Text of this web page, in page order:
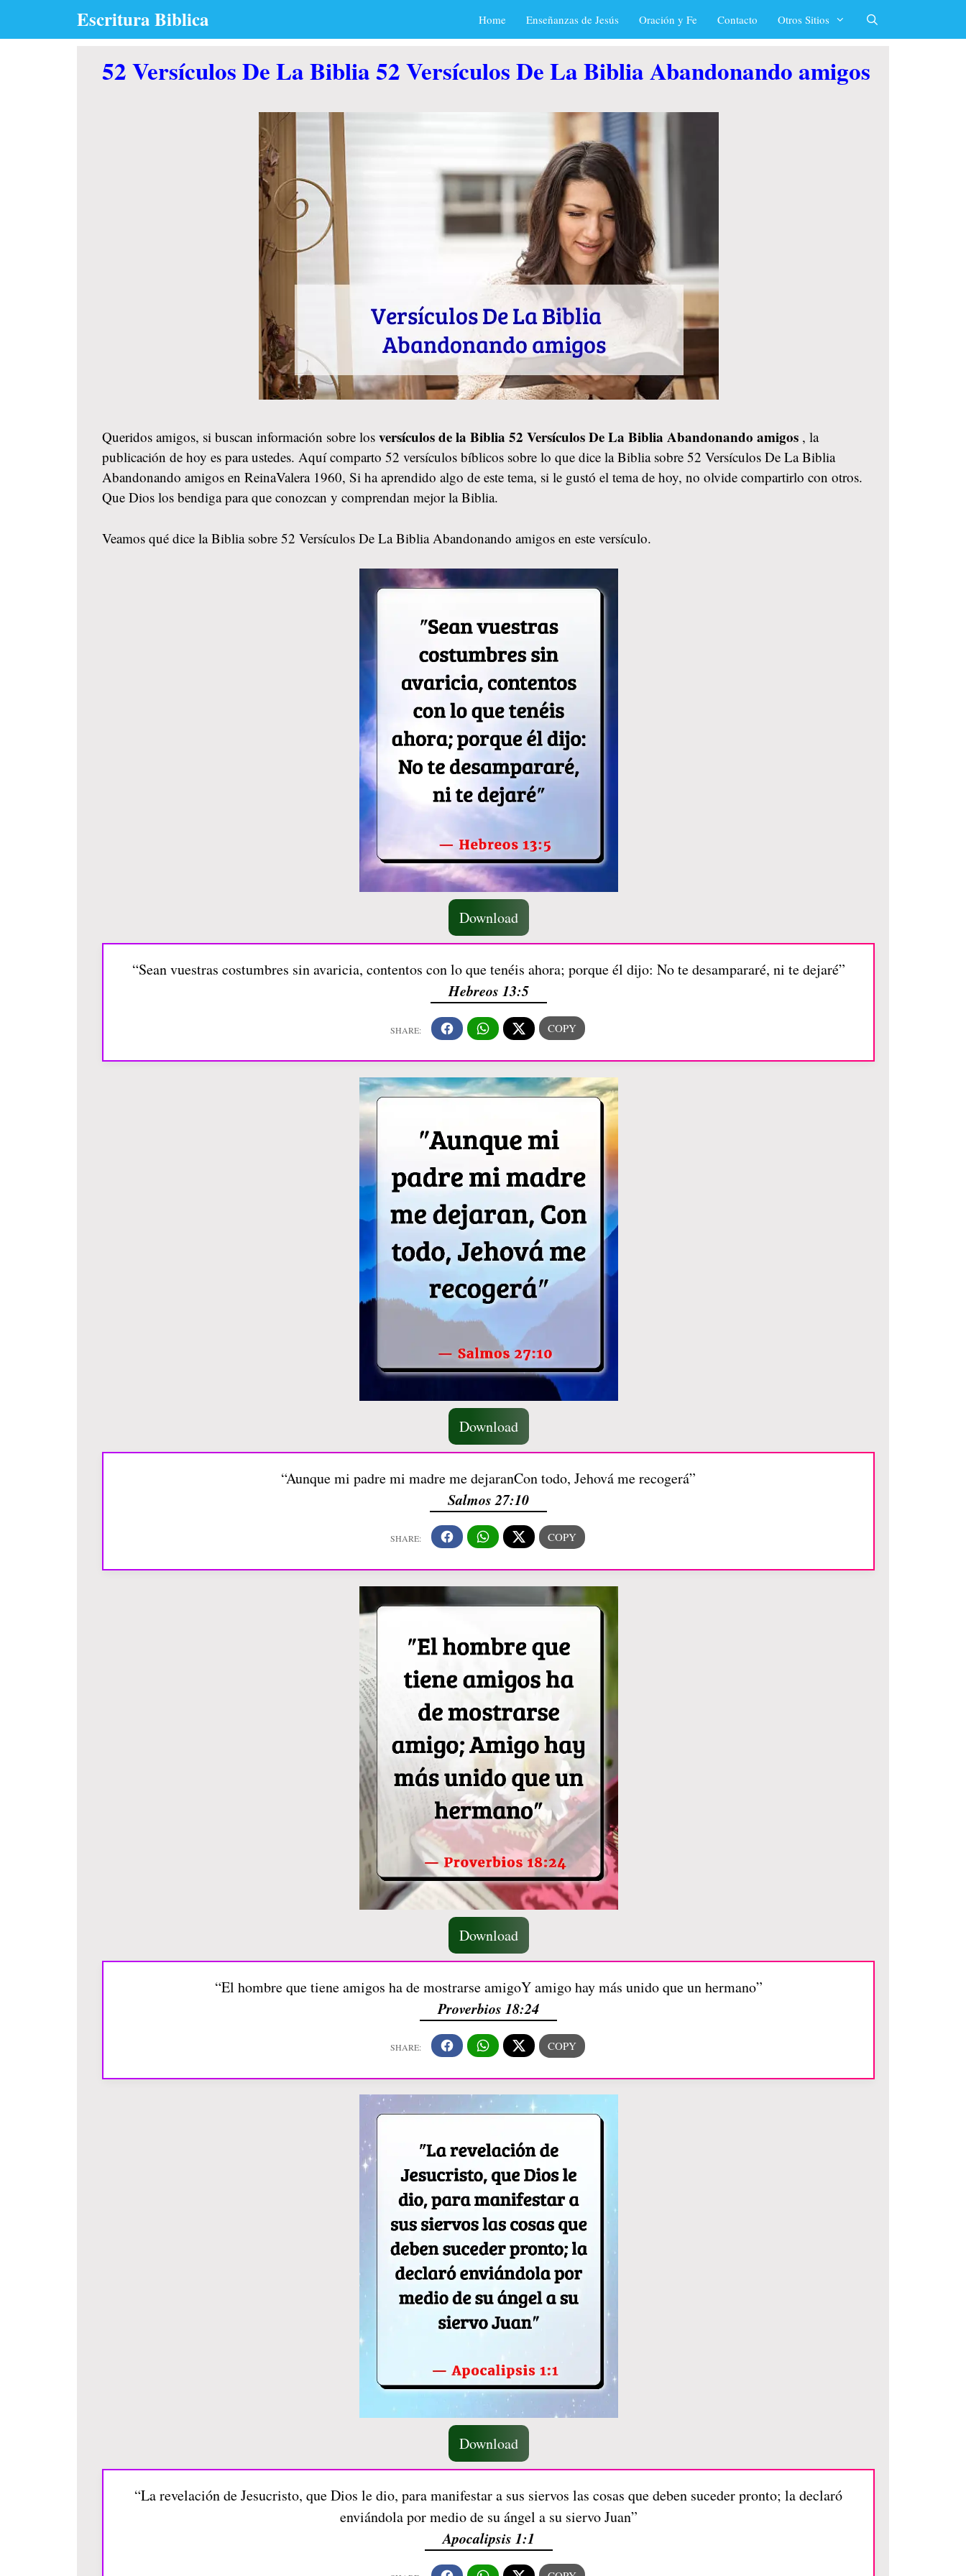
Escritura Biblica Home Enseñanzas de Jesús Oración y Fe Contacto Otros Sitios
52 Versículos De La Biblia 52 Versículos De La Biblia Abandonando amigos
Queridos amigos, si buscan información sobre los versículos de la Biblia 52 Versículos De La Biblia Abandonando amigos , la
publicación de hoy es para ustedes. Aquí comparto 52 versículos bíblicos sobre lo que dice la Biblia sobre 52 Versículos De La Biblia
Abandonando amigos en ReinaValera 1960, Si ha aprendido algo de este tema, si le gustó el tema de hoy, no olvide compartirlo con otros.
Que Dios los bendiga para que conozcan y comprendan mejor la Biblia.
Veamos qué dice la Biblia sobre 52 Versículos De La Biblia Abandonando amigos en este versículo.
Download
“Sean vuestras costumbres sin avaricia, contentos con lo que tenéis ahora; porque él dijo: No te desampararé, ni te dejaré”
Hebreos 13:5
Download
“Aunque mi padre mi madre me dejaranCon todo, Jehová me recogerá”
Salmos 27:10
Download
“El hombre que tiene amigos ha de mostrarse amigoY amigo hay más unido que un hermano”
Proverbios 18:24
Download
“La revelación de Jesucristo, que Dios le dio, para manifestar a sus siervos las cosas que deben suceder pronto; la declaró
enviándola por medio de su ángel a su siervo Juan”
Apocalipsis 1:1